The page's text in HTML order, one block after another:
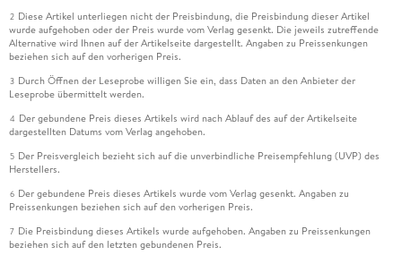
2 Diese Artikel unterliegen nicht der Preisbindung, die Preisbindung dieser Artikel
wurde aufgehoben oder der Preis wurde vom Verlag gesenkt. Die jeweils zutreffende
Alternative wird Ihnen auf der Artikelseite dargestellt. Angaben zu Preissenkungen
beziehen sich auf den vorherigen Preis.
3 Durch Öffnen der Leseprobe willigen Sie ein, dass Daten an den Anbieter der
Leseprobe übermittelt werden.
4 Der gebundene Preis dieses Artikels wird nach Ablauf des auf der Artikelseite
dargestellten Datums vom Verlag angehoben.
5 Der Preisvergleich bezieht sich auf die unverbindliche Preisempfehlung (UVP) des
Herstellers.
6 Der gebundene Preis dieses Artikels wurde vom Verlag gesenkt. Angaben zu
Preissenkungen beziehen sich auf den vorherigen Preis.
7 Die Preisbindung dieses Artikels wurde aufgehoben. Angaben zu Preissenkungen
beziehen sich auf den letzten gebundenen Preis.